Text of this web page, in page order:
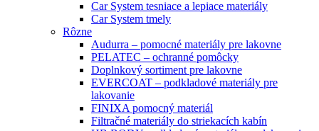
Car System tesniace a lepiace materiály
Car System tmely
Rôzne
Audurra – pomocné materiály pre lakovne
PELATEC – ochranné pomôcky
Doplnkový sortiment pre lakovne
EVERCOAT – podkladové materiály pre
lakovanie
FINIXA pomocný materiál
Filtračné materiály do striekacích kabín